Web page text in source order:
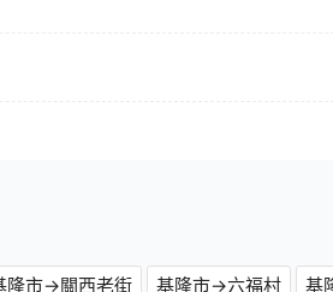
隆市→關西老街 基隆市→六福村 基